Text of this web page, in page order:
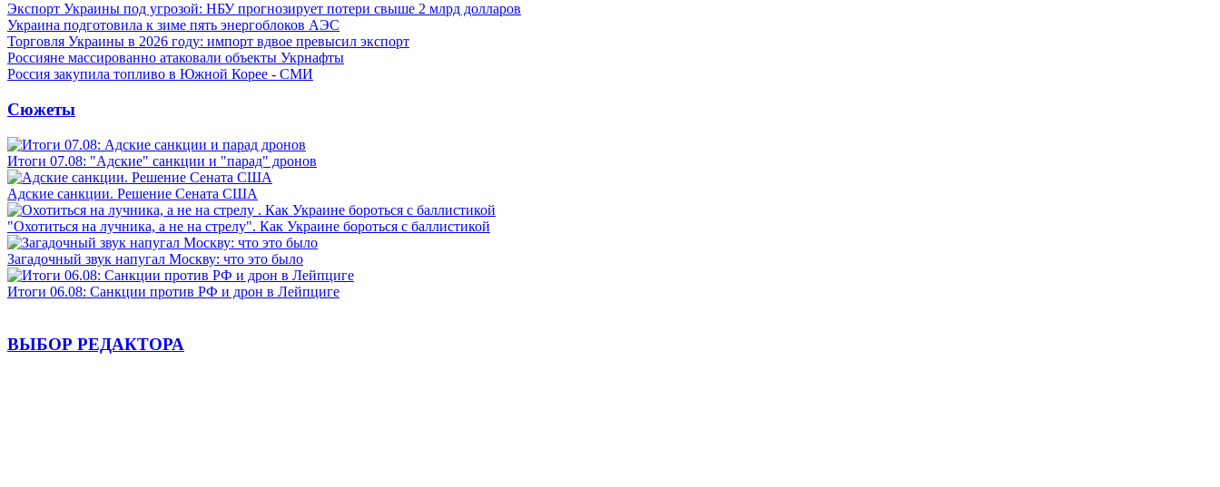
Экспорт Украины под угрозой: НБУ прогнозирует потери свыше 2 млрд долларов
Украина подготовила к зиме пять энергоблоков АЭС
Торговля Украины в 2026 году: импорт вдвое превысил экспорт
Россияне массированно атаковали объекты Укрнафты
Россия закупила топливо в Южной Корее - СМИ
Сюжеты
Итоги 07.08: "Адские" санкции и "парад" дронов
Адские санкции. Решение Сената США
"Охотиться на лучника, а не на стрелу". Как Украине бороться с баллистикой
Загадочный звук напугал Москву: что это было
Итоги 06.08: Санкции против РФ и дрон в Лейпциге
ВЫБОР РЕДАКТОРА